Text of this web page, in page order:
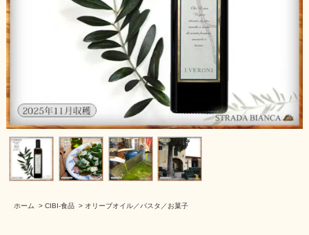
ホーム > CIBI-食品 > オリーブオイル／パスタ／お菓子